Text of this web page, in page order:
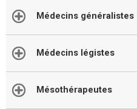
Médecins généralistes
Médecins légistes
Mésothérapeutes